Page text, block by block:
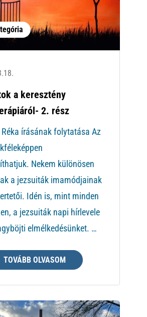
a keresztény
2. rész
írásának folytatása Az
Nekem különösen
a jezsuiták imamódjainak
Idén is, mint minden
a jezsuiták napi hírlevele
elmélkedésünket. …
TOVÁBB OLVASOM